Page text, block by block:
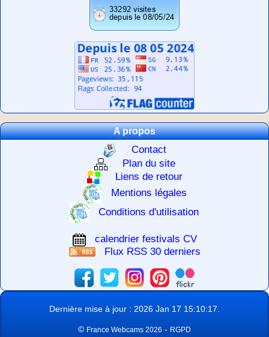
A propos
Contact
Plan du site
Liens de retour
Mentions légales
Conditions d'utilisation
calendrier festivals CV
Flux RSS 30 derniers
Dernière mise à jour : 2026 Jan 17 15:10:17.
© France Webcams 2026 - RGPD